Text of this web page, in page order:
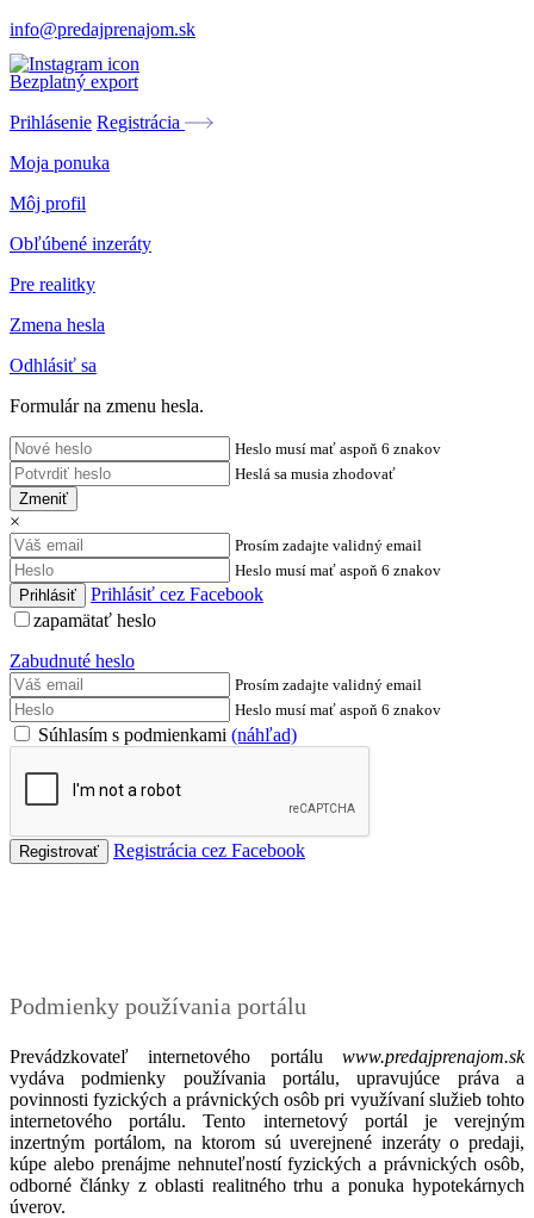
info@predajprenajom.sk
Bezplatný export
Prihlásenie Registrácia
Moja ponuka
Môj profil
Obľúbené inzeráty
Pre realitky
Zmena hesla
Odhlásiť sa
Formulár na zmenu hesla.
Heslo musí mať aspoň 6 znakov
Heslá sa musia zhodovať
Zmeniť
×
Prosím zadajte validný email
Heslo musí mať aspoň 6 znakov
Prihlásiť cez Facebook
zapamätať heslo
Zabudnuté heslo
Prosím zadajte validný email
Heslo musí mať aspoň 6 znakov
Súhlasím s podmienkami (náhľad)
Registrácia cez Facebook
Podmienky používania portálu
Prevádzkovateľ internetového portálu www.predajprenajom.sk
vydáva podmienky používania portálu, upravujúce práva a
povinnosti fyzických a právnických osôb pri využívaní služieb tohto
internetového portálu. Tento internetový portál je verejným
inzertným portálom, na ktorom sú uverejnené inzeráty o predaji,
kúpe alebo prenájme nehnuteľností fyzických a právnických osôb,
odborné články z oblasti realitného trhu a ponuka hypotekárnych
úverov.